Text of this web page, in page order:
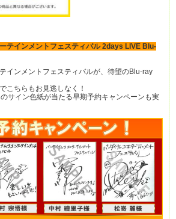
テインメントフェスティバル 2days LIVE Blu-
インメントフェスティバルが、待望のBlu-ray
こちらもお見逃しなく！
サイン色紙が当たる早期予約キャンペーンも実